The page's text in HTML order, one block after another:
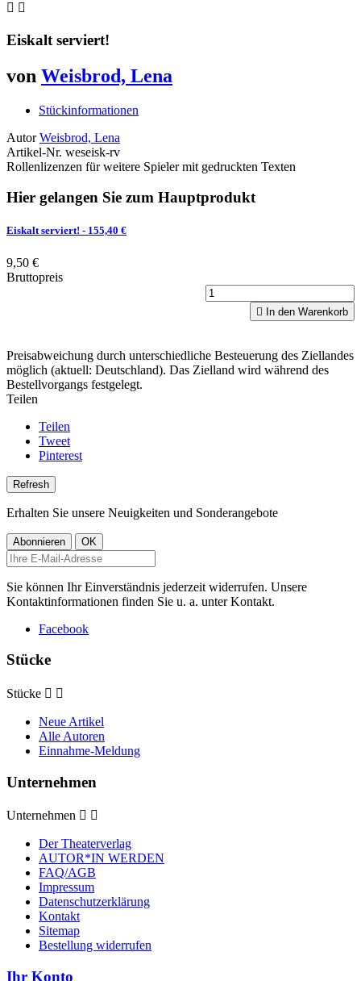
 
Eiskalt serviert!
von Weisbrod, Lena
Stückinformationen
Autor Weisbrod, Lena
Artikel-Nr. weseisk-rv
Rollenlizenzen für weitere Spieler mit gedruckten Texten
Hier gelangen Sie zum Hauptprodukt
Eiskalt serviert! - 155,40 €
9,50 €
Bruttopreis
 In den Warenkorb
Preisabweichung durch unterschiedliche Besteuerung des Ziellandes
möglich (aktuell: Deutschland). Das Zielland wird während des
Bestellvorgangs festgelegt.
Teilen
Teilen
Tweet
Pinterest
Erhalten Sie unsere Neuigkeiten und Sonderangebote
Sie können Ihr Einverständnis jederzeit widerrufen. Unsere
Kontaktinformationen finden Sie u. a. unter Kontakt.
Facebook
Stücke
Stücke  
Neue Artikel
Alle Autoren
Einnahme-Meldung
Unternehmen
Unternehmen  
Der Theaterverlag
AUTOR*IN WERDEN
FAQ/AGB
Impressum
Datenschutzerklärung
Kontakt
Sitemap
Bestellung widerrufen
Ihr Konto